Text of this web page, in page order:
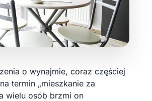
o wynajmie, coraz częściej
termin „mieszkanie za
wielu osób brzmi on